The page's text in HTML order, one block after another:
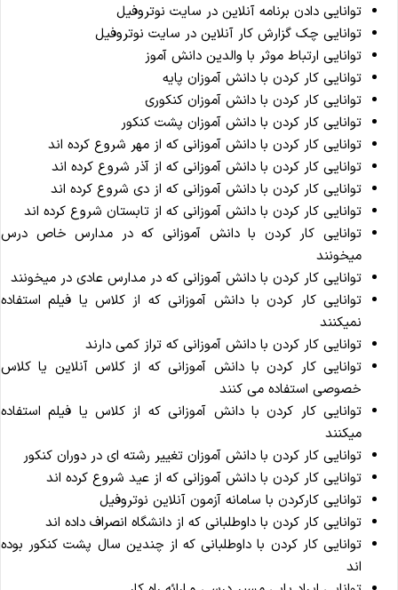
توانایی دادن برنامه آنلاین در سایت نوتروفیل
توانایی چک گزارش کار آنلاین در سایت نوتروفیل
توانایی ارتباط موثر با والدین دانش آموز
توانایی کار کردن با دانش آموزان پایه
توانایی کار کردن با دانش آموزان کنکوری
توانایی کار کردن با دانش آموزان پشت کنکور
توانایی کار کردن با دانش آموزانی که از مهر شروع کرده اند
توانایی کار کردن با دانش آموزانی که از آذر شروع کرده اند
توانایی کار کردن با دانش آموزانی که از دی شروع کرده اند
توانایی کار کردن با دانش آموزانی که از تابستان شروع کرده اند
توانایی کار کردن با دانش آموزانی که در مدارس خاص درس
میخونند
توانایی کار کردن با دانش آموزانی که در مدارس عادی در میخونند
توانایی کار کردن با دانش آموزانی که از کلاس یا فیلم استفاده
نمیکنند
توانایی کار کردن با دانش آموزانی که تراز کمی دارند
توانایی کار کردن با دانش آموزانی که از کلاس آنلاین یا کلاس
خصوصی استفاده می کنند
توانایی کار کردن با دانش آموزانی که از کلاس یا فیلم استفاده
میکنند
توانایی کار کردن با دانش آموزان تغییر رشته ای در دوران کنکور
توانایی کار کردن با دانش آموزانی که از عید شروع کرده اند
توانایی کارکردن با سامانه آزمون آنلاین نوتروفیل
توانایی کار کردن با داوطلبانی که از دانشگاه انصراف داده اند
توانایی کار کردن با داوطلبانی که از چندین سال پشت کنکور بوده
اند